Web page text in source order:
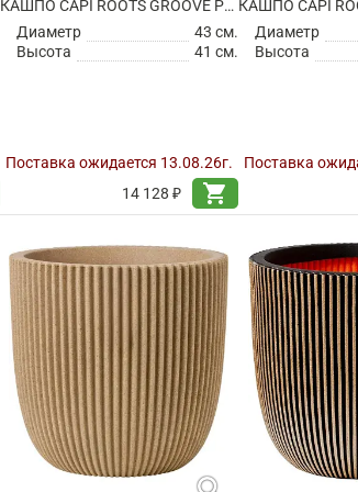
КАШПО CAPI ROOTS GROOVE PLANTER BALL ANTHRACITE
Диаметр
43 см.
Высота
41 см.
Поставка ожидается 13.08.26г.
14 128 ₽
shopping_cart
Диаметр
Высота
Поставка